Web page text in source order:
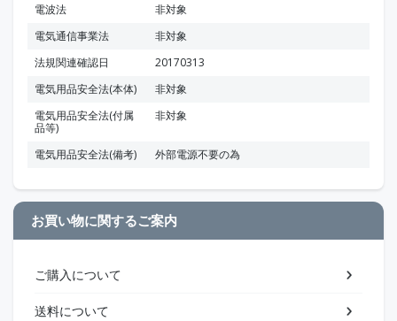
電波法
非対象
電気通信事業法
非対象
法規関連確認日
20170313
電気用品安全法(本体)
非対象
電気用品安全法(付属
品等)
非対象
電気用品安全法(備考) 外部電源不要の為
お買い物に関するご案内
ご購入について
送料について